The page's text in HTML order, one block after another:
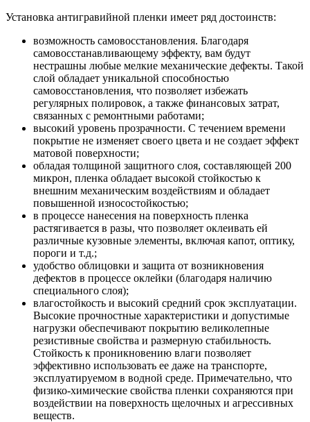
Установка антигравийной пленки имеет ряд достоинств:
возможность самовосстановления. Благодаря
самовосстанавливающему эффекту, вам будут
нестрашны любые мелкие механические дефекты. Такой
слой обладает уникальной способностью
самовосстановления, что позволяет избежать
регулярных полировок, а также финансовых затрат,
связанных с ремонтными работами;
высокий уровень прозрачности. С течением времени
покрытие не изменяет своего цвета и не создает эффект
матовой поверхности;
обладая толщиной защитного слоя, составляющей 200
микрон, пленка обладает высокой стойкостью к
внешним механическим воздействиям и обладает
повышенной износостойкостью;
в процессе нанесения на поверхность пленка
растягивается в разы, что позволяет оклеивать ей
различные кузовные элементы, включая капот, оптику,
пороги и т.д.;
удобство облицовки и защита от возникновения
дефектов в процессе оклейки (благодаря наличию
специального слоя);
влагостойкость и высокий средний срок эксплуатации.
Высокие прочностные характеристики и допустимые
нагрузки обеспечивают покрытию великолепные
резистивные свойства и размерную стабильность.
Стойкость к проникновению влаги позволяет
эффективно использовать ее даже на транспорте,
эксплуатируемом в водной среде. Примечательно, что
физико-химические свойства пленки сохраняются при
воздействии на поверхность щелочных и агрессивных
веществ.